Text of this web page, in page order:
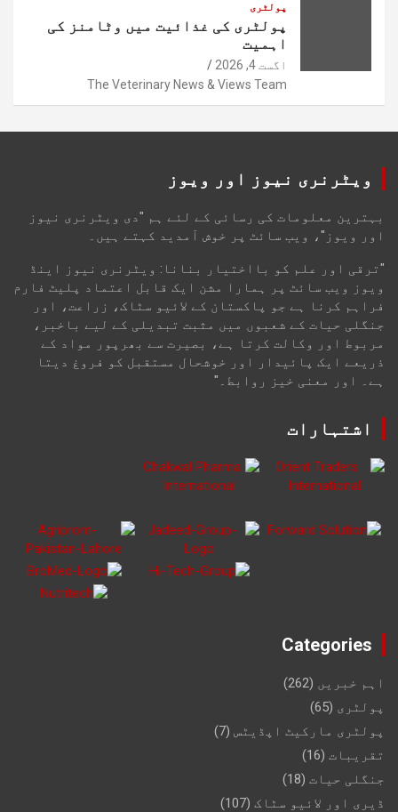
پولٹری
پولٹری کی غذائیت میں وٹامنز کی
اہمیت
اگست 4, 2026
The Veterinary News & Views Team
ویٹرنری نیوز اور ویوز
بہترین معلومات کی رسائی کے لئے ہم "دی ویٹرنری نیوز
اور ویوز"، ویب سائٹ پر خوش آمدید کہتے ہیں۔
"ترقی اور علم کو بااختیار بنانا: ویٹرنری نیوز اینڈ
ویوز ویب سائٹ پر ہمارا مشن ایک قابل اعتماد پلیٹ فارم
فراہم کرنا ہے جو پاکستان کے لائیو سٹاک، زراعت، اور
جنگلی حیات کے شعبوں میں مثبت تبدیلی کے لیے باخبر،
مربوط اور وکالت کرتا ہے، بصیرت سے بھرپور مواد کے
ذریعے ایک پائیدار اور خوشحال مستقبل کو فروغ دیتا
ہے۔ اور معنی خیز روابط۔"
اشتہارات
Categories
اہم خبریں (262)
پولٹری (65)
پولٹری مارکیٹ اپڈیٹس (7)
تقریبات (16)
جنگلی حیات (18)
ڈیری اور لائیو سٹاک (107)